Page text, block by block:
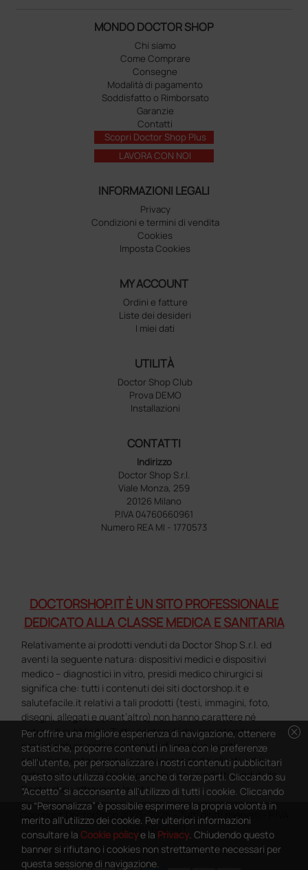
MONDO DOCTOR SHOP
Chi siamo
Come Comprare
Consegne
Modalità di pagamento
Soddisfatto o Rimborsato
Garanzie
Contatti
Scopri Doctor Shop Plus
LAVORA CON NOI
INFORMAZIONI LEGALI
Privacy
Condizioni e termini di vendita
Cookies
Imposta Cookies
MY ACCOUNT
Ordini e fatture
Liste dei desideri
I miei dati
UTILITÀ
Doctor Shop Club
Prova DEMO
Installazioni
CONTATTI
Indirizzo
Doctor Shop S.r.l.
Viale Monza, 259
20126 Milano
P.IVA 04760660961
Numero REA MI - 1770573
DOCTORSHOP.IT È UN SITO PROFESSIONALE
DEDICATO ALLA CLASSE MEDICA E SANITARIA
Relativamente ai prodotti venduti da Doctor Shop S.r.l. ed
aventi la seguente natura: dispositivi medici e dispositivi
medico – diagnostici in vitro, presidi medico chirurgici si
significa che: tutti i contenuti dei siti doctorshop.it e
salutefacile.it relativi a tali prodotti (testi, immagini, foto,
disegni, allegati e quant’altro) non hanno carattere né
natura di pubblicità. Tutti i contenuti devono intendersi e
sono di natura esclusivamente informativa e volti
esclusivamente a portare a conoscenza dei clienti e dei
potenziali clienti in fase di preacquisto i prodotti venduti da
Doctorshop attraverso la rete.
Copyright DoctorShop 2005-2026 - Tutti diritti riservati - P.IVA
04760660961
cancel
Per offrire una migliore esperienza di navigazione, ottenere
statistiche, proporre contenuti in linea con le preferenze
dell'utente, per personalizzare i nostri contenuti pubblicitari
questo sito utilizza cookie, anche di terze parti. Cliccando su
“Accetto” si acconsente all'utilizzo di tutti i cookie. Cliccando
su “Personalizza” è possibile esprimere la propria volontà in
merito all'utilizzo dei cookie. Per ulteriori informazioni
consultare la Cookie policye la Privacy. Chiudendo questo
banner si rifiutano i cookies non strettamente necessari per
questa sessione di navigazione.